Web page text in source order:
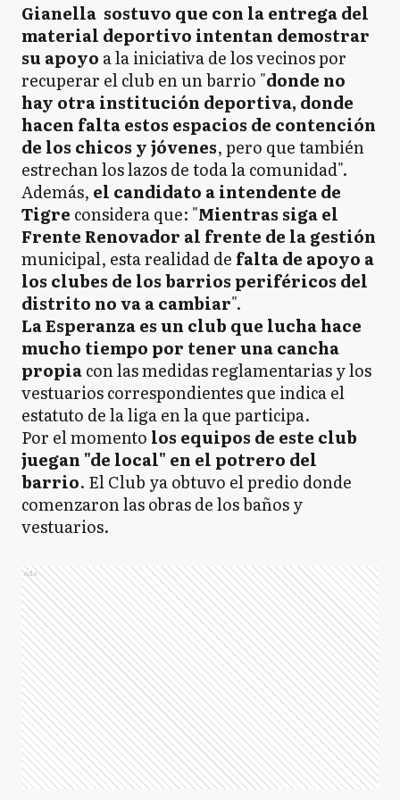
Gianella sostuvo que con la entrega del
material deportivo intentan demostrar
su apoyo a la iniciativa de los vecinos por
recuperar el club en un barrio "donde no
hay otra institución deportiva, donde
hacen falta estos espacios de contención
de los chicos y jóvenes, pero que también
estrechan los lazos de toda la comunidad".
Además, el candidato a intendente de
Tigre considera que: "Mientras siga el
Frente Renovador al frente de la gestión
municipal, esta realidad de falta de apoyo a
los clubes de los barrios periféricos del
distrito no va a cambiar".
La Esperanza es un club que lucha hace
mucho tiempo por tener una cancha
propiacon las medidas reglamentarias y los
vestuarios correspondientes que indica el
estatuto de la liga en la que participa.
Por el momento los equipos de este club
juegan "de local" en el potrero del
barrio. El Club ya obtuvo el predio donde
comenzaron las obras de los baños y
vestuarios.
Ads